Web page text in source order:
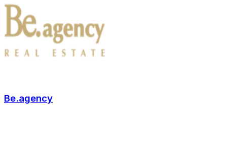
Be.agency